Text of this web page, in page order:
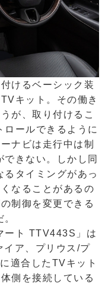
けるベーシック装
キット。その働き
が、取り付けるこ
ールできるように
ナビは走行中は制
きない。しかし同
タイミングがあっ
なることがあるの
制御を変更できる
ート TTV443S」は
イア、プリウス/プ
適合したTVキット
側を接続している